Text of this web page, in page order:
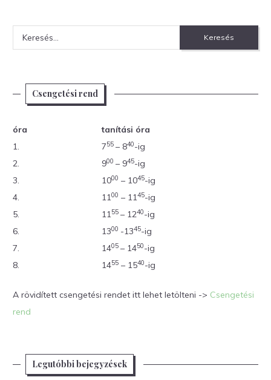
Keresés:
Csengetési rend
óra
tanítási óra
1.
755 – 840-ig
2.
900 – 945-ig
3.
1000 – 1045-ig
4.
1100 – 1145-ig
5.
1155 – 1240-ig
6.
1300 -1345-ig
7.
1405 – 1450-ig
8.
1455 – 1540-ig
A rövidített csengetési rendet itt lehet letölteni -> Csengetési
rend
Legutóbbi bejegyzések